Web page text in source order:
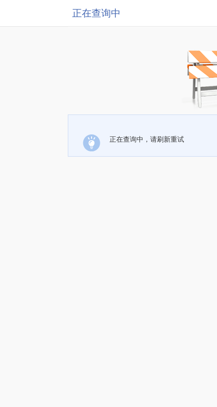
正在查询中
正在查询中，请刷新重试